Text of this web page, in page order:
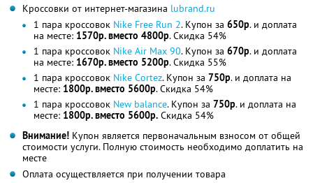
Кроссовки от интернет-магазина lubrand.ru
1 пара кроссовок Nike Free Run 2. Купон за 650р. и доплата
на месте: 1570р. вместо 4800р. Скидка 54%
1 пара кроссовок Nike Air Max 90. Купон за 670р. и доплата
на месте: 1670р. вместо 5200р. Скидка 55%
1 пара кроссовок Nike Cortez. Купон за 750р. и доплата на
месте: 1800р. вместо 5600р. Скидка 54%
1 пара кроссовок New balance. Купон за 750р. и доплата на
месте: 1800р. вместо 5600р. Скидка 54%
Внимание! Купон является первоначальным взносом от общей
стоимости услуги. Полную стоимость необходимо доплатить на
месте
Оплата осуществляется при получении товара